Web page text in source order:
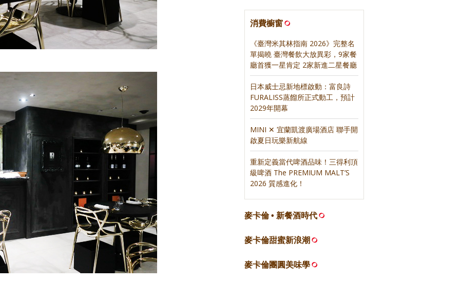
消費櫥窗
《臺灣米其林指南 2026》完整名
單揭曉 臺灣餐飲大放異彩，9家餐
廳首獲一星肯定 2家新進二星餐廳
日本威士忌新地標啟動：富良詩
FURALISS蒸餾所正式動工，預計
2029年開幕
MINI ✕ 宜蘭凱渡廣場酒店 聯手開
啟夏日玩樂新航線
重新定義當代啤酒品味！三得利頂
級啤酒 The PREMIUM MALT’S
2026 質感進化！
麥卡倫 • 新餐酒時代
麥卡倫甜蜜新浪潮
麥卡倫團圓美味學